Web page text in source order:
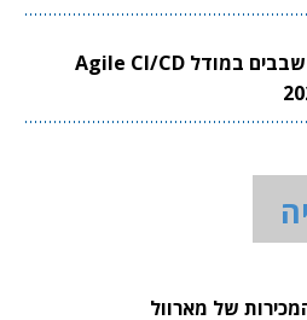
וובינר סינופסיס לתכנון שבבים במודל Agile CI/CD
של מארוול